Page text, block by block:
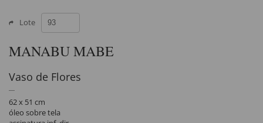
Lote
MANABU MABE
Vaso de Flores
62 x 51 cm
óleo sobre tela